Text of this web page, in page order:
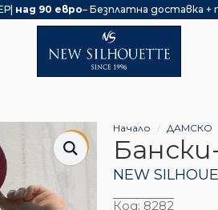
над 90 евро– Безплатна доставка +
+SIZE
Начало ДАМСКО
NEW
Код: 8282